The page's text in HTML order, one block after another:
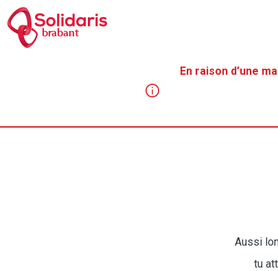
Aller
au
contenu
brabant
En raison d’une
Aussi
tu